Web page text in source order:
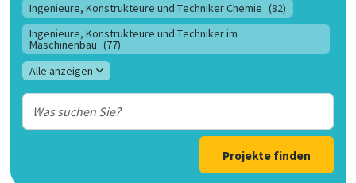
Ingenieure, Konstrukteure und Techniker Chemie (82)
Ingenieure, Konstrukteure und Techniker im
Maschinenbau (77)
Alle anzeigen
Projekte finden